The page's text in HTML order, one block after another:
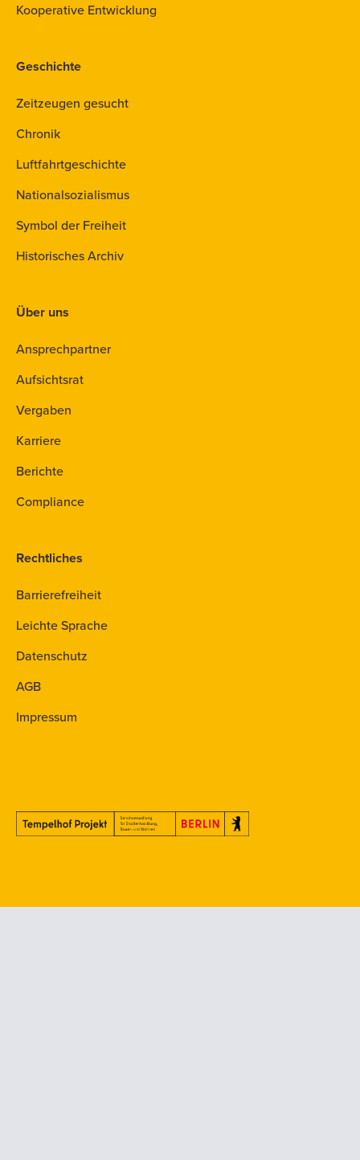
Kooperative Entwicklung
Geschichte
Zeitzeugen gesucht
Chronik
Luftfahrtgeschichte
Nationalsozialismus
Symbol der Freiheit
Historisches Archiv
Über uns
Ansprechpartner
Aufsichtsrat
Vergaben
Karriere
Berichte
Compliance
Rechtliches
Barrierefreiheit
Leichte Sprache
Datenschutz
AGB
Impressum